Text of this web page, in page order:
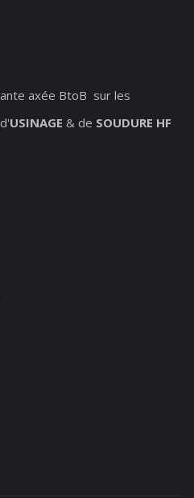
axée BtoB sur les
USINAGE & de SOUDURE HF